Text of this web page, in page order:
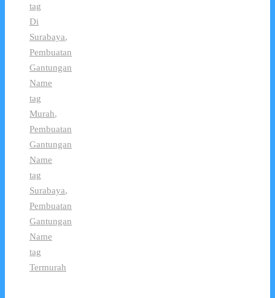
tag
Di
Surabaya,
Pembuatan
Gantungan
Name
tag
Murah,
Pembuatan
Gantungan
Name
tag
Surabaya,
Pembuatan
Gantungan
Name
tag
Termurah